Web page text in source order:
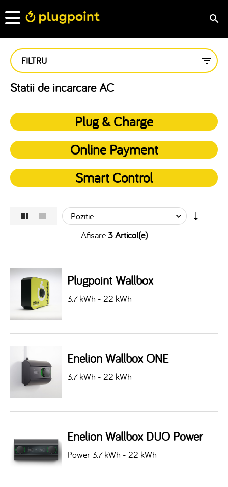
FILTRU
Statii de incarcare AC
Plug & Charge
Online Payment
Smart Control
Afisare3 Articol(e)
Plugpoint Wallbox
3.7 kWh - 22 kWh
Enelion Wallbox ONE
3.7 kWh - 22 kWh
Enelion Wallbox DUO Power
Power 3.7 kWh - 22 kWh